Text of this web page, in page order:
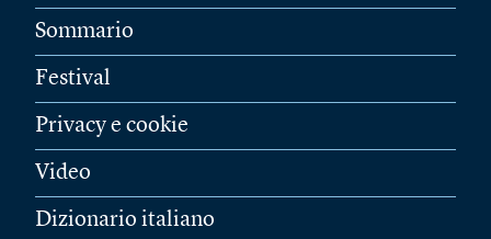
Sommario
Festival
Privacy e cookie
Video
Dizionario italiano